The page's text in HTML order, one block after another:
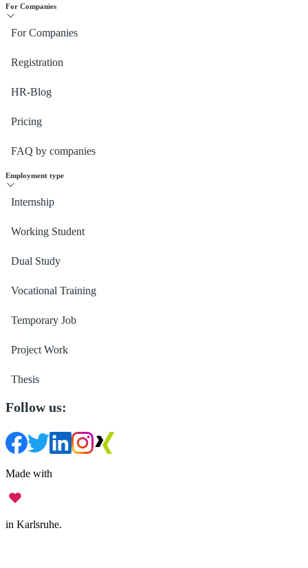
For Companies
For Companies
Registration
HR-Blog
Pricing
FAQ by companies
Employment type
Internship
Working Student
Dual Study
Vocational Training
Temporary Job
Project Work
Thesis
Follow us:
Made with
in Karlsruhe.